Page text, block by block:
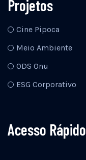
Projetos
Cine Pipoca
Meio Ambiente
ODS Onu
ESG Corporativo
Acesso Rápido